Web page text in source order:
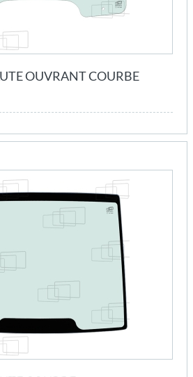
OUVRANT COURBE